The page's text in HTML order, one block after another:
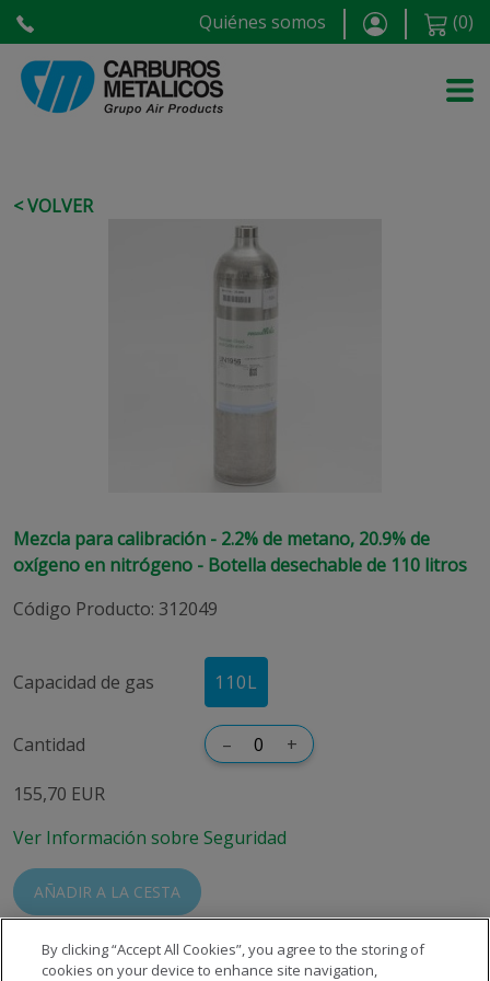
Quiénes somos (0)
< VOLVER
Mezcla para calibración - 2.2% de metano, 20.9% de
oxígeno en nitrógeno - Botella desechable de 110 litros
Código Producto: 312049
Capacidad de gas 110L
Cantidad – +
155,70 EUR
Ver Información sobre Seguridad
AÑADIR A LA CESTA
By clicking “Accept All Cookies”, you agree to the storing of
cookies on your device to enhance site navigation,